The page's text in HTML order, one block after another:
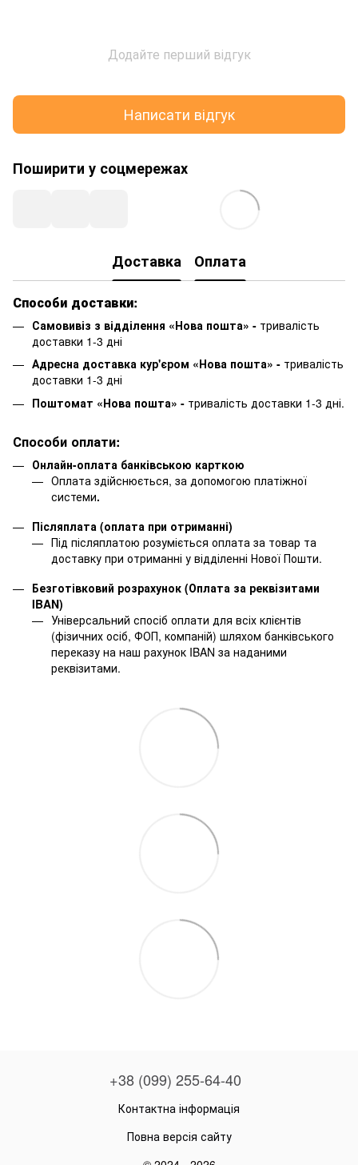
Додайте перший відгук
Написати відгук
Поширити у соцмережах
Доставка Оплата
Способи доставки:
Самовивіз з відділення «Нова пошта» - тривалість
доставки 1-3 дні
Адресна доставка кур'єром «Нова пошта» - тривалість
доставки 1-3 дні
Поштомат «Нова пошта» - тривалість доставки 1-3 дні.
Способи оплати:
Онлайн-оплата банківською карткою
Оплата здійснюється, за допомогою платіжної
системи.
Післяплата (оплата при отриманні)
Під післяплатою розуміється оплата за товар та
доставку при отриманні у відділенні Нової Пошти.
Безготівковий розрахунок (Оплата за реквізитами
IBAN)
Універсальний спосіб оплати для всіх клієнтів
(фізичних осіб, ФОП, компаній) шляхом банківського
переказу на наш рахунок IBAN за наданими
реквізитами.
+38 (099) 255-64-40
Контактна інформація
Повна версія сайту